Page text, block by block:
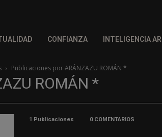
CONFIANZA INTELIGENCIA
Publicaciones por ARÁNZAZU ROMÁN *
ROMÁN *
1 Publicaciones 0 COMENTARIOS